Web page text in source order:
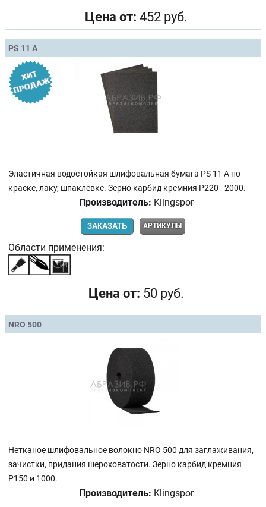
Цена от: 452 руб.
PS 11 A
Эластичная водостойкая шлифовальная бумага PS 11 A по
краске, лаку, шпаклевке. Зерно карбид кремния Р220 - 2000.
Производитель: Klingspor
ЗАКАЗАТЬ АРТИКУЛЫ
Области применения:
Цена от: 50 руб.
NRO 500
Нетканое шлифовальное волокно NRO 500 для заглаживания,
зачистки, придания шероховатости. Зерно карбид кремния
Р150 и 1000.
Производитель: Klingspor